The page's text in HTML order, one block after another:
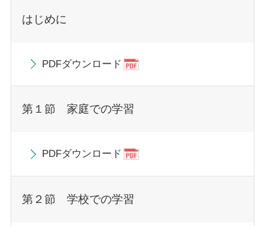
はじめに
PDFダウンロード
第１節 家庭での学習
PDFダウンロード
第２節 学校での学習